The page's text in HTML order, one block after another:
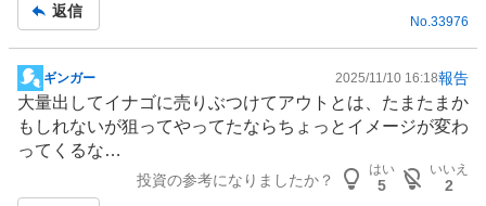
返信
No.33976
掲
示
板
記
ギンガー 2025/11/10 16:18報告
大量出してイナゴに売りぶつけてアウトとは、たまたまか
もしれないが狙ってやってたならちょっとイメージが変わ
ってくるな…
投資の参考になりましたか？
はい
5
いいえ
2